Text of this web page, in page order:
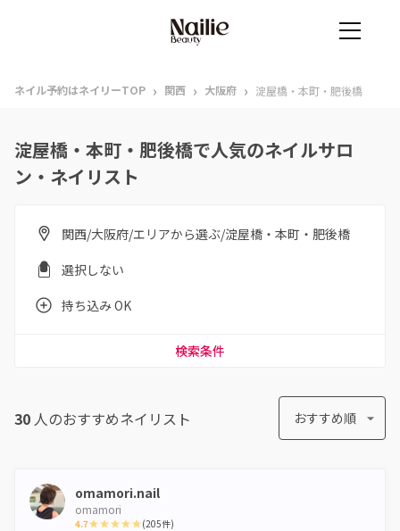
ネイル予約はネイリーTOP › 関西 › 大阪府 › 淀屋橋・本町・肥後橋
淀屋橋・本町・肥後橋で人気のネイルサロ
ン・ネイリスト
関西/大阪府/エリアから選ぶ/淀屋橋・本町・肥後橋
選択しない
持ち込み OK
検索条件
30 人のおすすめネイリスト おすすめ順
omamori.nail
omamori
4.7 (205件)